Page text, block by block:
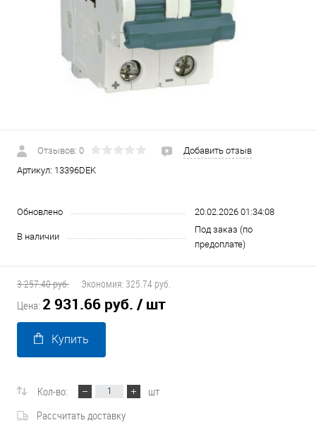
Отзывов: 0
Добавить отзыв
Артикул: 13396DEK
Обновлено 20.02.2026 01:34:08
В наличии
Под заказ (по
предоплате)
3 257.40 руб. Экономия: 325.74 руб.
Цена: 2 931.66 руб. / шт
Купить
Кол-во:
шт
Рассчитать доставку